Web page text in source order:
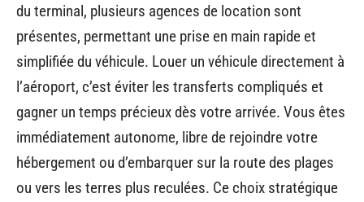
du terminal, plusieurs agences de location sont
présentes, permettant une prise en main rapide et
simplifiée du véhicule. Louer un véhicule directement à
l’aéroport, c’est éviter les transferts compliqués et
gagner un temps précieux dès votre arrivée. Vous êtes
immédiatement autonome, libre de rejoindre votre
hébergement ou d’embarquer sur la route des plages
ou vers les terres plus reculées. Ce choix stratégique